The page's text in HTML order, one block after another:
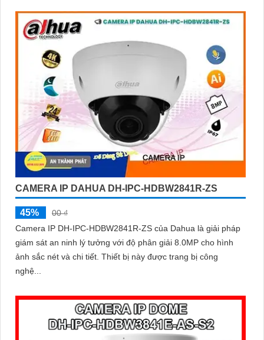
CAMERA IP DAHUA DH-IPC-HDBW2841R-ZS
45%
00 ₫
Camera IP DH-IPC-HDBW2841R-ZS của Dahua là giải pháp
giám sát an ninh lý tưởng với độ phân giải 8.0MP cho hình
ảnh sắc nét và chi tiết. Thiết bị này được trang bị công
nghệ...